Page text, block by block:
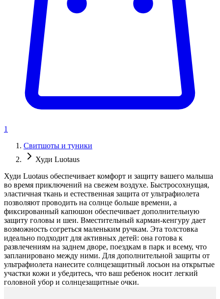
1
Свитшоты и туники
Худи Luotaus
Худи Luotaus обеспечивает комфорт и защиту вашего малыша
во время приключений на свежем воздухе. Быстросохнущая,
эластичная ткань и естественная защита от ультрафиолета
позволяют проводить на солнце больше времени, а
фиксированный капюшон обеспечивает дополнительную
защиту головы и шеи. Вместительный карман-кенгуру дает
возможность согреться маленьким ручкам. Эта толстовка
идеально подходит для активных детей: она готова к
развлечениям на заднем дворе, поездкам в парк и всему, что
запланировано между ними. Для дополнительной защиты от
ультрафиолета нанесите солнцезащитный лосьон на открытые
участки кожи и убедитесь, что ваш ребенок носит легкий
головной убор и солнцезащитные очки.